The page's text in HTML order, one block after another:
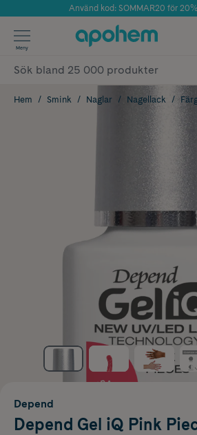
Årets Butik 2025 inom
Använd kod: SOMMAR20 för
✓ Fri frakt
✓ Poäng på alla köp*
Meny
Hem Smink Naglar Nagellack
Depend
Depend Gel iQ Pink